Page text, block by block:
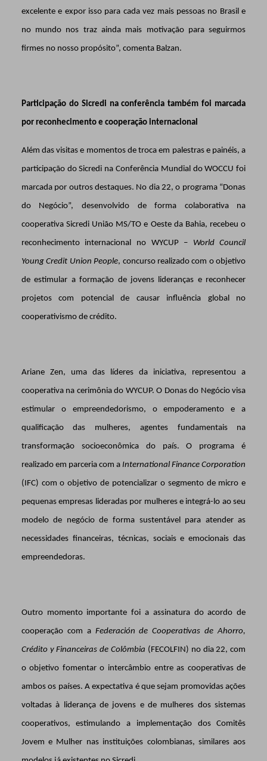
excelente e expor isso para cada vez mais pessoas no Brasil e
no mundo nos traz ainda mais motivação para seguirmos
firmes no nosso propósito”, comenta Balzan.
Participação do Sicredi na conferência também foi marcada
por reconhecimento e cooperação internacional
Além das visitas e momentos de troca em palestras e painéis, a
participação do Sicredi na Conferência Mundial do WOCCU foi
marcada por outros destaques. No dia 22, o programa “Donas
do Negócio”, desenvolvido de forma colaborativa na
cooperativa Sicredi União MS/TO e Oeste da Bahia, recebeu o
reconhecimento internacional no WYCUP – World Council
Young Credit Union People, concurso realizado com o objetivo
de estimular a formação de jovens lideranças e reconhecer
projetos com potencial de causar influência global no
cooperativismo de crédito.
Ariane Zen, uma das líderes da iniciativa, representou a
cooperativa na cerimônia do WYCUP. O Donas do Negócio visa
estimular o empreendedorismo, o empoderamento e a
qualificação das mulheres, agentes fundamentais na
transformação socioeconômica do país. O programa é
realizado em parceria com a International Finance Corporation
(IFC) com o objetivo de potencializar o segmento de micro e
pequenas empresas lideradas por mulheres e integrá-lo ao seu
modelo de negócio de forma sustentável para atender as
necessidades financeiras, técnicas, sociais e emocionais das
empreendedoras.
Outro momento importante foi a assinatura do acordo de
cooperação com a Federación de Cooperativas de Ahorro,
Crédito y Financeiras de Colômbia (FECOLFIN) no dia 22, com
o objetivo fomentar o intercâmbio entre as cooperativas de
ambos os países. A expectativa é que sejam promovidas ações
voltadas à liderança de jovens e de mulheres dos sistemas
cooperativos, estimulando a implementação dos Comitês
Jovem e Mulher nas instituições colombianas, similares aos